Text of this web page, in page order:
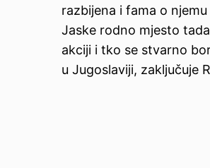
razbijena i fama o
Jaske rodno mjesto
akciji i tko se stvarno
u Jugoslaviji, zaključuje